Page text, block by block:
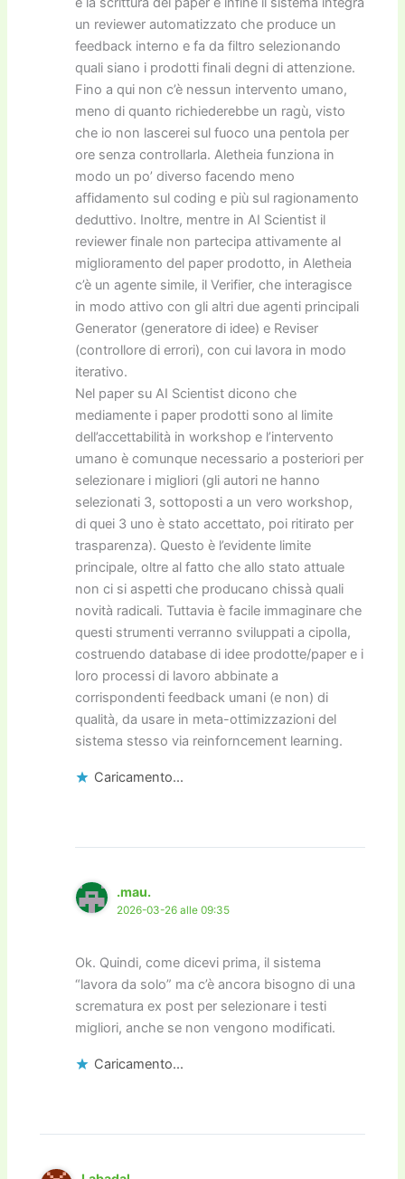
un reviewer automatizzato che produce un
feedback interno e fa da filtro selezionando
quali siano i prodotti finali degni di attenzione.
Fino a qui non c’è nessun intervento umano,
meno di quanto richiederebbe un ragù, visto
che io non lascerei sul fuoco una pentola per
ore senza controllarla. Aletheia funziona in
modo un po’ diverso facendo meno
affidamento sul coding e più sul ragionamento
deduttivo. Inoltre, mentre in AI Scientist il
reviewer finale non partecipa attivamente al
miglioramento del paper prodotto, in Aletheia
c’è un agente simile, il Verifier, che interagisce
in modo attivo con gli altri due agenti principali
Generator (generatore di idee) e Reviser
(controllore di errori), con cui lavora in modo
iterativo.
Nel paper su AI Scientist dicono che
mediamente i paper prodotti sono al limite
dell’accettabilità in workshop e l’intervento
umano è comunque necessario a posteriori per
selezionare i migliori (gli autori ne hanno
selezionati 3, sottoposti a un vero workshop,
di quei 3 uno è stato accettato, poi ritirato per
trasparenza). Questo è l’evidente limite
principale, oltre al fatto che allo stato attuale
non ci si aspetti che producano chissà quali
novità radicali. Tuttavia è facile immaginare che
questi strumenti verranno sviluppati a cipolla,
costruendo database di idee prodotte/paper e i
loro processi di lavoro abbinate a
corrispondenti feedback umani (e non) di
qualità, da usare in meta-ottimizzazioni del
sistema stesso via reinforncement learning.
Caricamento...
.mau.
2026-03-26 alle 09:35
Ok. Quindi, come dicevi prima, il sistema
“lavora da solo” ma c’è ancora bisogno di una
scrematura ex post per selezionare i testi
migliori, anche se non vengono modificati.
Caricamento...